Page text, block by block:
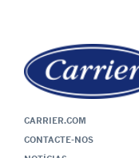
CARRIER.COM
CONTACTE-NOS